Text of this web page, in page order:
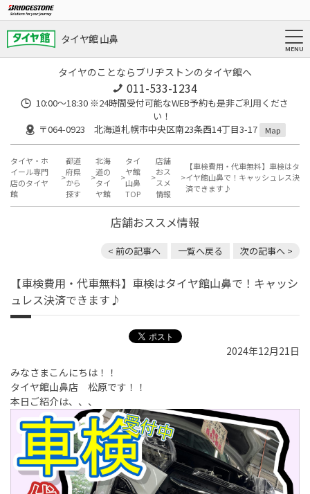
タイヤ館 山鼻
タイヤのことならブリヂストンのタイヤ館へ
011-533-1234
10:00～18:30 ※24時間受付可能なWEB予約も是非ご利用くださ
い！
〒064-0923 北海道札幌市中央区南23条西14丁目3-17
Map
タイヤ・ホ
イール専門
店のタイヤ
館
都道
府県
から
探す
北海
道の
タイ
ヤ館
タイ
ヤ館
山鼻
TOP
店舗
おス
スメ
情報
【車検費用・代車無料】車検はタ
イヤ館山鼻で！キャッシュレス決
済できます♪
店舗おススメ情報
< 前の記事へ 一覧へ戻る 次の記事へ >
【車検費用・代車無料】車検はタイヤ館山鼻で！キャッシ
ュレス決済できます♪
2024年12月21日
みなさまこんにちは！！
タイヤ館山鼻店 松原です！！
本日ご紹介は、、、